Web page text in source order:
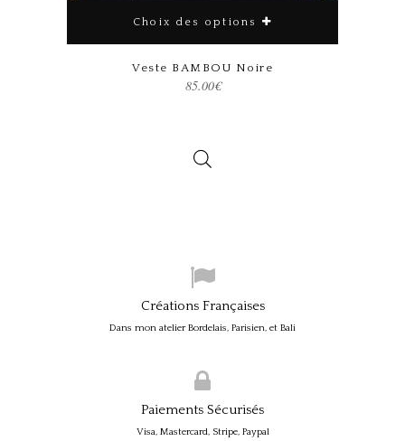
Choix des options
Ce produit a plusieurs variations. Les options peuvent être choisies sur la page du produit
Veste BAMBOU Noire
85.00€
Créations Françaises
Dans mon atelier Bordelais, Parisien, et Bali
Paiements Sécurisés
Visa, Mastercard, Stripe, Paypal